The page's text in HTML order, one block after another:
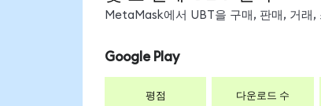
MetaMask에서 UBT을 구매, 판매, 거래
Google Play
평점 다운로드 수